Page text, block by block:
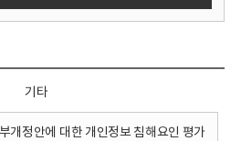
기타
개정안에 대한 개인정보 침해요인 평가